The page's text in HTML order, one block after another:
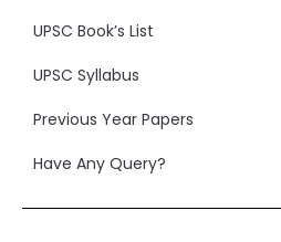
UPSC Book’s List
UPSC Syllabus
Previous Year Papers
Have Any Query?